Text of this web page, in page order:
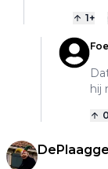
1+
hij
0